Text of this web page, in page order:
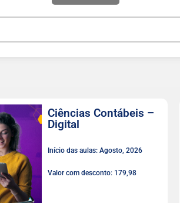
Ciências Contábeis –
Digital
Início das aulas: Agosto, 2026
Valor com desconto: 179,98